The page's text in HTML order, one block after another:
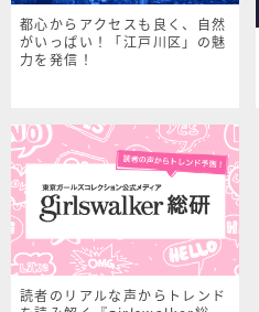
都心からアクセスも良く、自然
がいっぱい！「江戸川区」の魅
力を発信！
読者のリアルな声からトレンド